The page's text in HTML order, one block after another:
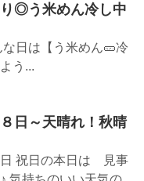
◎う米めん冷し中
日は【う米めん🥒冷
う...
日～天晴れ！秋晴
祝日の本日は 見事